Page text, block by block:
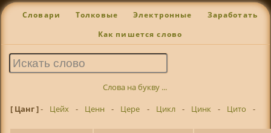
Словари Толковые Электронные Заработать
Как пишется слово
Слова на букву ...
[ Цанг ]- Цейх - Ценн - Цере - Цикл - Цинк - Цито -